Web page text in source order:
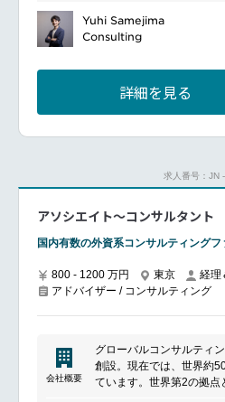
subject to advice by
charge from the site.
な視点と地域に根ざした
ライアントのニーズに応
➢ バックオフィスIT の現
（トランザクションの成立
➢ クライアントが事業会
び統合/分離方針・計画策定
➢ クライアントが投資会
び価値向上方針・計画策定
ジメント、ベンダー選定
Yuhi Samejima
Consulting
詳細を見る
求人番号：JN
アソシエイト～コンサルタント
国内有数の外資系コンサルティングフ
800 - 1200 万円 東京
経理
アドバイザー / コンサルティング
会社概要
グローバルコンサルティ
創設。現在では、世界約
ています。世界第2の拠